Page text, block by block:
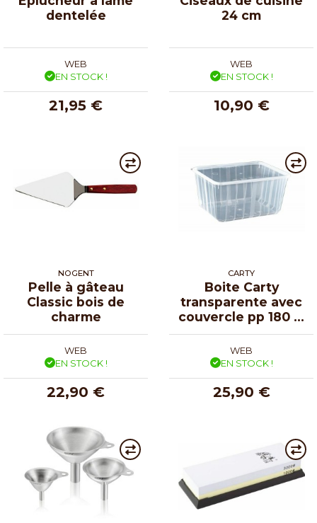
dentelée
WEB
EN STOCK !
21,95 €
24 cm
WEB
EN STOCK !
10,90 €
NOGENT
Pelle à gâteau
Classic bois de
charme
WEB
EN STOCK !
22,90 €
CARTY
Boite Carty
transparente avec
couvercle pp 180 cl
- par 25
WEB
EN STOCK !
25,90 €